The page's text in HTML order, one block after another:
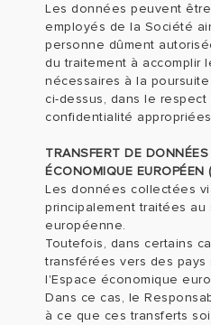
Les données peuvent
employés de la Société
personne dûment
du traitement à accomplir
nécessaires à la
ci-dessus, dans le
confidentialité
TRANSFERT DE
ÉCONOMIQUE EUROPÉEN
Les données collectées
principalement traitées au
européenne.
Toutefois, dans certains
transférées vers des
l'Espace économique
Dans ce cas, le
à ce que ces transferts